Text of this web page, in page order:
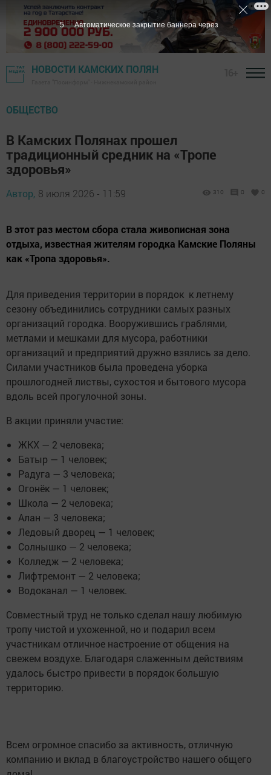
НОВОСТИ КАМСКИХ ПОЛЯН
ОБЩЕСТВО
В Камских Полянах прошел
традиционный средник на «Тропе
здоровья»
Автор, 8 июля 2026 - 11:59 310 0 0
В этот раз местом сбора стала живописная зона
отдыха, известная жителям городка Камские Поляны
как «Тропа здоровья».
Для приведения территории в порядок к летнему
сезону объединились сотрудники самых разных
организаций городка. Вооружившись граблями,
метлами и мешками для мусора, работники
организаций и предприятий дружно взялись за дело.
Силами участников была проведена уборка
прошлогодней листвы, сухостоя и бытового мусора
вдоль всей прогулочной зоны.
В акции приняли участие:
ЖКХ — 2 человека;
Батыр — 1 человек;
Радуга — 3 человека;
Огонёк — 1 человек;
Школа — 2 человека;
Алан — 3 человека;
Ледовый дворец — 1 человек;
Солнышко — 2 человека;
Колледж — 2 человека;
Лифтремонт — 2 человека;
Водоканал — 1 человек.
Совместный труд не только сделал нашу любимую
тропу чистой и ухоженной, но и подарил всем
участникам отличное настроение от общения на
свежем воздухе. Благодаря слаженным действиям
удалось быстро привести в порядок большую
территорию.
Всем огромное спасибо за активность, отличную
компанию и вклад в благоустройство нашего общего
3 Автоматическое закрытие баннера через